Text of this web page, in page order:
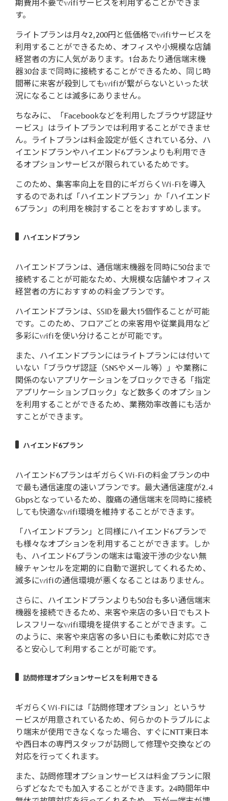
期費用不要でwifiサービスを利用することができま
す。
ライトプランは月々2,200円と低価格でwifiサービスを
利用することができるため、オフィスや小規模な店舗
経営者の方に人気があります。1台あたり通信端末機
器30台まで同時に接続することができるため、同じ時
間帯に来客が殺到してもwifiが繋がらないといった状
況になることは滅多にありません。
ちなみに、「Facebookなどを利用したブラウザ認証サ
ービス」はライトプランでは利用することができませ
ん。ライトプランは料金設定が低くされている分、ハ
イエンドプランやハイエンド6プランよりも利用でき
るオプションサービスが限られているためです。
このため、集客率向上を目的にギガらくWi-Fiを導入
するのであれば「ハイエンドプラン」か「ハイエンド
6プラン」の利用を検討することをおすすめします。
ハイエンドプラン
ハイエンドプランは、通信端末機器を同時に50台まで
接続することが可能なため、大規模な店舗やオフィス
経営者の方におすすめの料金プランです。
ハイエンドプランは、SSIDを最大15個作ることが可能
です。このため、フロアごとの来客用や従業員用など
多彩にwifiを使い分けることが可能です。
また、ハイエンドプランにはライトプランには付いて
いない「ブラウザ認証（SNSやメール等）」や業務に
関係のないアプリケーションをブロックできる「指定
アプリケーションブロック」など数多くのオプション
を利用することができるため、業務効率改善にも活か
すことができます。
ハイエンド6プラン
ハイエンド6プランはギガらくWi-Fiの料金プランの中
で最も通信速度の速いプランです。最大通信速度が2.4
Gbpsとなっているため、腹痛の通信端末を同時に接続
しても快適なwifi環境を維持することができます。
「ハイエンドプラン」と同様にハイエンド6プランで
も様々なオプションを利用することができます。しか
も、ハイエンド6プランの端末は電波干渉の少ない無
線チャンセルを定期的に自動で選択してくれるため、
滅多にwifiの通信環境が悪くなることはありません。
さらに、ハイエンドプランよりも50台も多い通信端末
機器を接続できるため、来客や来店の多い日でもスト
レスフリーなwifi環境を提供することができます。こ
のように、来客や来店客の多い日にも柔軟に対応でき
ると安心して利用することが可能です。
訪問修理オプションサービスを利用できる
ギガらくWi-Fiには「訪問修理オプション」というサ
ービスが用意されているため、何らかのトラブルによ
り端末が使用できなくなった場合、すぐにNTT東日本
や西日本の専門スタッフが訪問して修理や交換などの
対応を行ってくれます。
また、訪問修理オプションサービスは料金プランに限
らずどなたでも加入することができます。24時間年中